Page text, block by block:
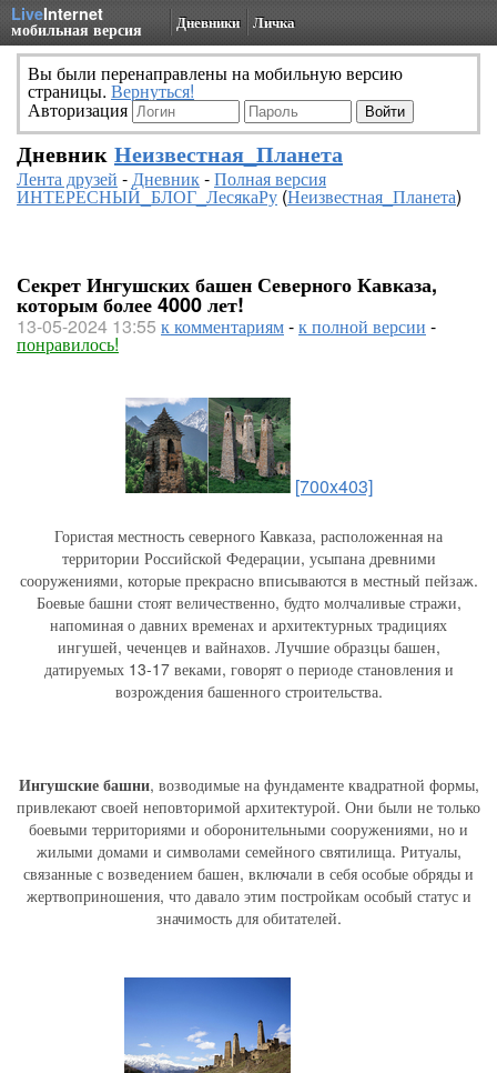
LiveInternet
мобильная версия Дневники Личка
Вы были перенаправлены на мобильную версию
страницы. Вернуться!
Авторизация
Дневник Неизвестная_Планета
Лента друзей -Дневник-Полная версия
ИНТЕРЕСНЫЙ_БЛОГ_ЛесякаРу(Неизвестная_Планета)
Секрет Ингушских башен Северного Кавказа,
которым более 4000 лет!
13-05-2024 13:55 к комментариям-к полной версии -
понравилось!
[700x403]
Гористая местность северного Кавказа, расположенная на
территории Российской Федерации, усыпана древними
сооружениями, которые прекрасно вписываются в местный пейзаж.
Боевые башни стоят величественно, будто молчаливые стражи,
напоминая о давних временах и архитектурных традициях
ингушей, чеченцев и вайнахов. Лучшие образцы башен,
датируемых 13-17 веками, говорят о периоде становления и
возрождения башенного строительства.
Ингушские башни, возводимые на фундаменте квадратной формы,
привлекают своей неповторимой архитектурой. Они были не только
боевыми территориями и оборонительными сооружениями, но и
жилыми домами и символами семейного святилища. Ритуалы,
связанные с возведением башен, включали в себя особые обряды и
жертвоприношения, что давало этим постройкам особый статус и
значимость для обитателей.